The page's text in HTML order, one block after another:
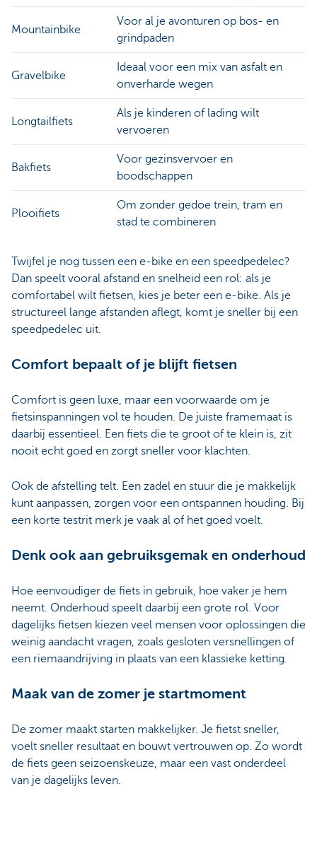
Mountainbike
Voor al je avonturen op bos- en
grindpaden
Gravelbike
Ideaal voor een mix van asfalt en
onverharde wegen
Longtailfiets
Als je kinderen of lading wilt
vervoeren
Bakfiets
Voor gezinsvervoer en
boodschappen
Plooifiets
Om zonder gedoe trein, tram en
stad te combineren
Twijfel je nog tussen een e-bike en een speedpedelec?
Dan speelt vooral afstand en snelheid een rol: als je
comfortabel wilt fietsen, kies je beter een e-bike. Als je
structureel lange afstanden aflegt, komt je sneller bij een
speedpedelec uit.
Comfort bepaalt of je blijft fietsen
Comfort is geen luxe, maar een voorwaarde om je
fietsinspanningen vol te houden. De juiste framemaat is
daarbij essentieel. Een fiets die te groot of te klein is, zit
nooit echt goed en zorgt sneller voor klachten.
Ook de afstelling telt. Een zadel en stuur die je makkelijk
kunt aanpassen, zorgen voor een ontspannen houding. Bij
een korte testrit merk je vaak al of het goed voelt.
Denk ook aan gebruiksgemak en onderhoud
Hoe eenvoudiger de fiets in gebruik, hoe vaker je hem
neemt. Onderhoud speelt daarbij een grote rol. Voor
dagelijks fietsen kiezen veel mensen voor oplossingen die
weinig aandacht vragen, zoals gesloten versnellingen of
een riemaandrijving in plaats van een klassieke ketting.
Maak van de zomer je startmoment
De zomer maakt starten makkelijker. Je fietst sneller,
voelt sneller resultaat en bouwt vertrouwen op. Zo wordt
de fiets geen seizoenskeuze, maar een vast onderdeel
van je dagelijks leven.